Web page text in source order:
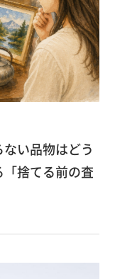
い品物はどう
捨てる前の査